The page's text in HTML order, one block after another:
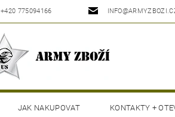
+420 775094166
JAK NAKUPOVAT KONTAKTY +